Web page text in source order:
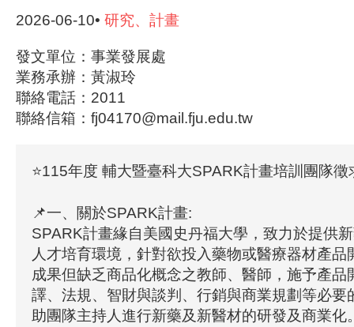
2026-06-10• 研究、計畫
發文單位：事業發展處
業務承辦：黃淑玲
聯絡電話：2011
聯絡信箱：fj04170@mail.fju.edu.tw
⭐115年度 輔大暨臺科大SPARK計畫培訓團隊徵
📌一、關於SPARK計畫:
SPARK計畫緣自美國史丹福大學，致力於提供
人才培育環境，針對欲投入藥物或醫療器材產品
成果但缺乏商品化概念之教師、醫師，施予產品
譯、法規、智財與談判、行銷與商業規劃等必要
助團隊主持人進行新藥及新醫材的研發及商業化